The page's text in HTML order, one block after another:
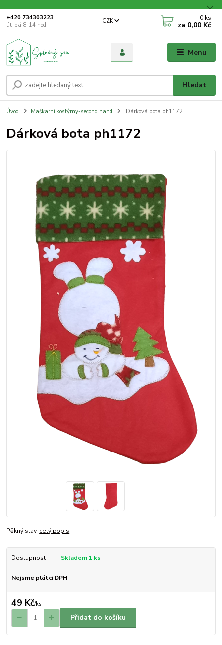
Menu
CZK
Hledat
+420 734303223
út-pá 8-14 hod
0 ks
za 0,00 Kč
Úvod Maškarní kostýmy-second hand Dárková bota ph1172
Dárková bota ph1172
Pěkný stav. celý popis
Dostupnost Skladem 1 ks
Nejsme plátci DPH
49 Kč/ks
Přidat do košíku